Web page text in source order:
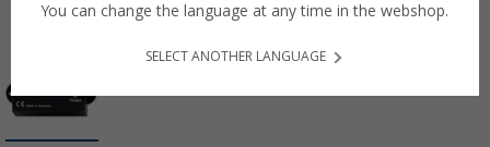
You can change the language at any time in the webshop.
SELECT ANOTHER LANGUAGE